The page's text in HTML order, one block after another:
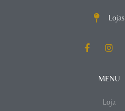
Lojas
MENU
Loja